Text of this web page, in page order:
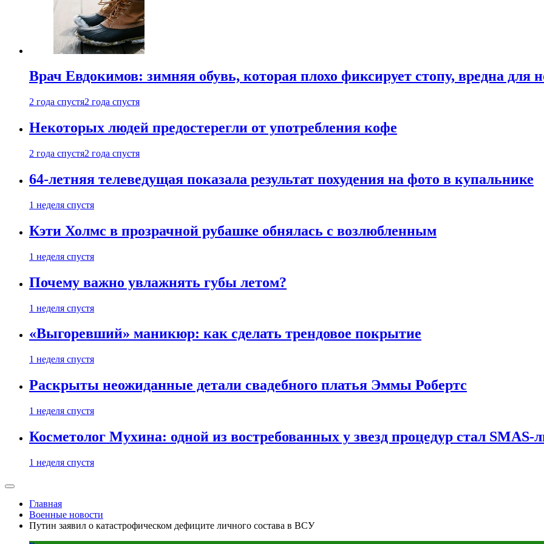
Врач Евдокимов: зимняя обувь, которая плохо фиксирует стопу, вредна для
2 года спустя2 года спустя
Некоторых людей предостерегли от употребления кофе
2 года спустя2 года спустя
64-летняя телеведущая показала результат похудения на фото в купальнике
1 неделя спустя
Кэти Холмс в прозрачной рубашке обнялась с возлюбленным
1 неделя спустя
Почему важно увлажнять губы летом?
1 неделя спустя
«Выгоревший» маникюр: как сделать трендовое покрытие
1 неделя спустя
Раскрыты неожиданные детали свадебного платья Эммы Робертс
1 неделя спустя
Косметолог Мухина: одной из востребованных у звезд процедур стал SMAS-
1 неделя спустя
Главная
Военные новости
Путин заявил о катастрофическом дефиците личного состава в ВСУ